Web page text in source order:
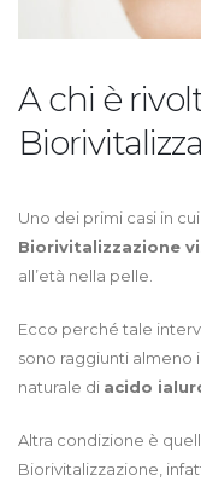
A chi è
Uno dei primi casi in
Biorivitalizzazione
all’età nella pelle.
Ecco perché tale
sono raggiunti almeno i
naturale di acido
Altra condizione è
Biorivitalizzazione,